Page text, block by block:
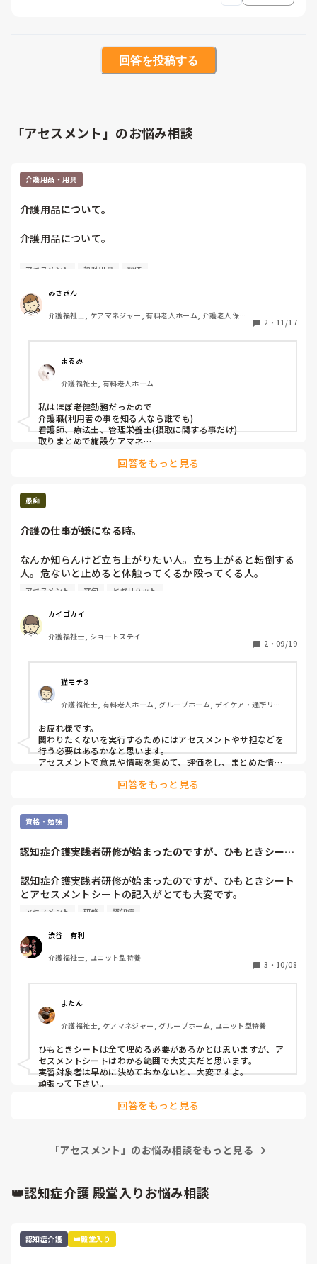
回答を投稿する
「アセスメント」のお悩み相談
介護用品・用具
介護用品について。
介護用品について。
利用者さんのADLの変化などに伴い、介護用品を検討する場
絡などを行いますか？
私の働いていた場所では主任、居室担当などでした。
アセスメント 福祉用具 評価
みさきん
介護福祉士, ケアマネジャー, 有料老人ホーム, 介護老人保健
2 ・ 11/17
まるみ
介護福祉士, 有料老人ホーム
私はほぼ老健勤務だったので
介護職(利用者の事を知る人なら誰でも)
看護師、療法士、管理栄養士(摂取に関する事だけ)
取りまとめで施設ケアマネ
逆に主任や居担だから出ると言うのは無かったです。そう決め
回答をもっと見る
愚痴
介護の仕事が嫌になる時。
なんか知らんけど立ち上がりたい人。立ち上がると転倒する
人。危ないと止めると体触ってくるか殴ってくる人。
アセスメントしろって言われるけど、そういう問題なんか
利用者さんが立ち上がって転倒するのは好きにしたらいいけ
ど、それによって注意を受けたり文句を言われるのは嫌だ
るのも嫌なんだが。
近くで話すだけでも手を伸ばしてくるからアセスメントも何
も、あんまり関わりたくない。
アセスメント 文句 ヒヤリハット
カイゴカイ
介護福祉士, ショートステイ
2 ・ 09/19
猫モチ３
介護福祉士, 有料老人ホーム, グループホーム, デイケア・通所リハ,
お疲れ様です。
関わりたくないを実行するためにはアセスメントやサ担などを
行う必要はあるかなと思います。
アセスメントで意見や情報を集めて、評価をし、まとめた情報
があるので関わりを減らさなくてはいけないことやそれによっ
それが困ると家族が言うなら他の施設を利用してもらえばいい
と思います。選ぶ権利はあるんですから。セクハラや暴力に耐
るので断る理由にもなりますし。
回答をもっと見る
資格・勉強
認知症介護実践者研修が始まったのですが、ひもときシート
認知症介護実践者研修が始まったのですが、ひもときシート
とアセスメントシートの記入がとても大変です。
やはり全部埋めた方が良いのでしょうか？
特養で実習対象者が少ないのも悩みです。
アセスメント 研修 認知症
渋谷　有利
介護福祉士, ユニット型特養
3 ・ 10/08
よたん
介護福祉士, ケアマネジャー, グループホーム, ユニット型特養
ひもときシートは全て埋める必要があるかとは思いますが、ア
セスメントシートはわかる範囲で大丈夫だと思います。
実習対象者は早めに決めておかないと、大変ですよ。
頑張って下さい。
回答をもっと見る
「アセスメント」のお悩み相談をもっと見る
👑認知症介護 殿堂入りお悩み相談
認知症介護 👑殿堂入り